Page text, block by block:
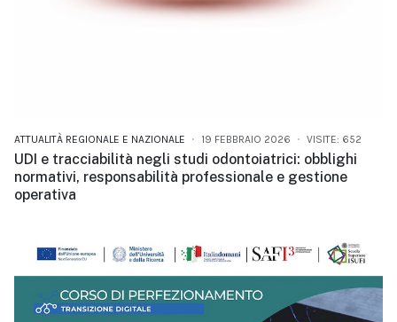
ATTUALITÀ REGIONALE E NAZIONALE 19 FEBBRAIO 2026 VISITE: 652
UDI e tracciabilità negli studi odontoiatrici: obblighi
normativi, responsabilità professionale e gestione
operativa